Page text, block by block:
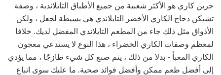
جرين كاري هو الأكثر شعبية من جميع الأطباق التايلاندية ، وصفة
تشيكن دجاج الكاري الأخضر التايلاندي هي بسيطة لجعل ، ولكن
الأذواق مثل ذلك جاء من المطعم التايلاندي المفضل لديك. خلافا
لمعظم وصفات الكاري الخضراء ، هذا النوع لا يستدعي معجون
الكاري المعبأ - بدلا من ذلك ، يتم صنع كل شيء طازجًا ، مما يؤدي
إلى أفضل طعم ممكن وأفضل فوائد صحية. ما عليك سوى اتباع